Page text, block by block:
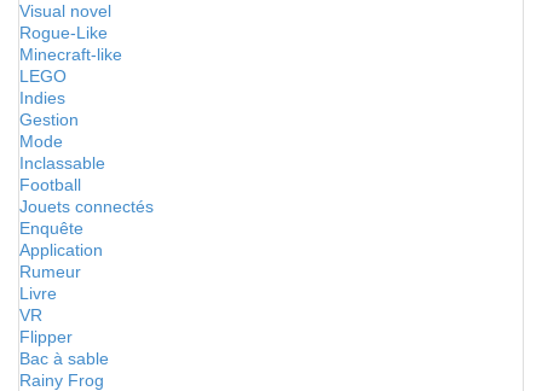
Visual novel
Rogue-Like
Minecraft-like
LEGO
Indies
Gestion
Mode
Inclassable
Football
Jouets connectés
Enquête
Application
Rumeur
Livre
VR
Flipper
Bac à sable
Rainy Frog